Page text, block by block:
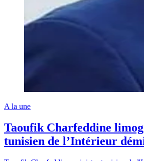
A la une
Taoufik Charfeddine
tunisien de l’Intérieur